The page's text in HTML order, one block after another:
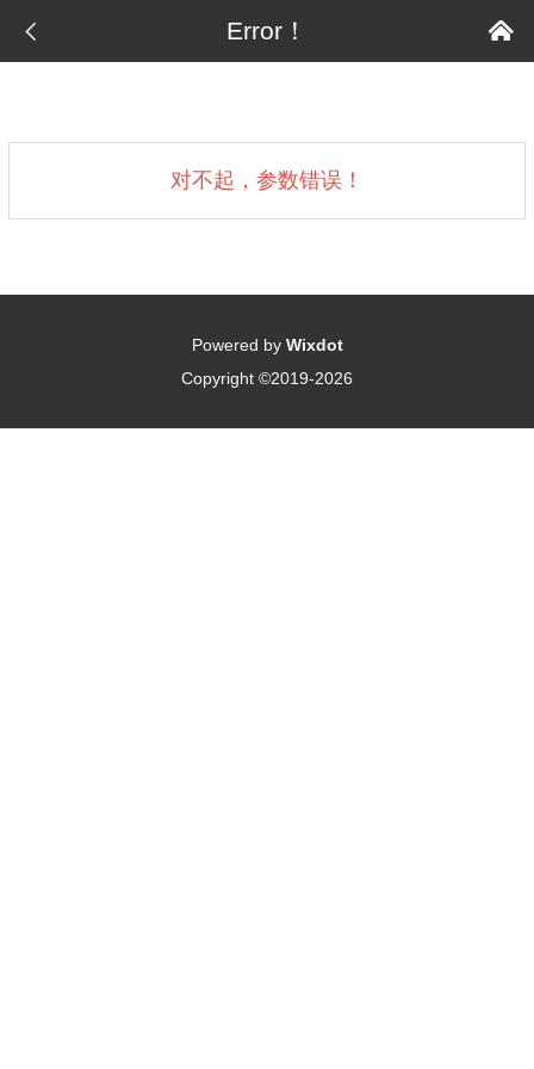
 
Error！
对不起，参数错误！
Powered by Wixdot
Copyright ©2019-2026